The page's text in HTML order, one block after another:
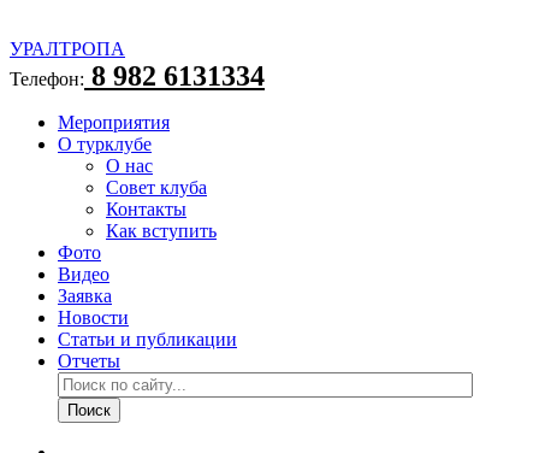
УРАЛТРОПА
Телефон: 8 982 6131334
Мероприятия
О турклубе
О нас
Совет клуба
Контакты
Как вступить
Фото
Видео
Заявка
Новости
Статьи и публикации
Отчеты